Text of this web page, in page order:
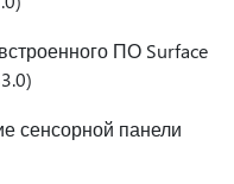
ПО Surface
сенсорной панели